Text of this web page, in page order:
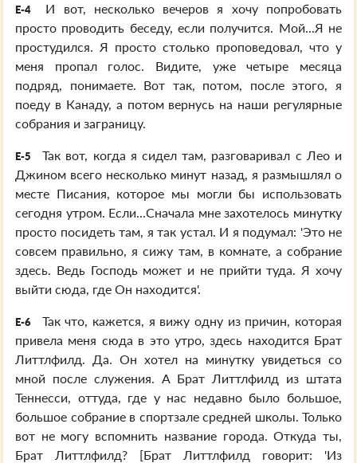
E-4
И вот, несколько вечеров я хочу попробовать
просто проводить беседу, если получится. Мой...Я не
простудился. Я просто столько проповедовал, что у
меня пропал голос. Видите, уже четыре месяца
подряд, понимаете. Вот так, потом, после этого, я
поеду в Канаду, а потом вернусь на наши регулярные
собрания и заграницу.
E-5
Так вот, когда я сидел там, разговаривал с Лео и
Джином всего несколько минут назад, я размышлял о
месте Писания, которое мы могли бы использовать
сегодня утром. Если...Сначала мне захотелось минутку
просто посидеть там, я так устал. И я подумал: 'Это не
совсем правильно, я сижу там, в комнате, а собрание
здесь. Ведь Господь может и не прийти туда. Я хочу
выйти сюда, где Он находится'.
E-6
Так что, кажется, я вижу одну из причин, которая
привела меня сюда в это утро, здесь находится Брат
Литтлфилд. Да. Он хотел на минутку увидеться со
мной после служения. А Брат Литтлфилд из штата
Теннесси, оттуда, где у нас недавно было большое,
большое собрание в спортзале средней школы. Только
вот не могу вспомнить название города. Откуда ты,
Брат Литтлфилд? [Брат Литтлфилд говорит: 'Из